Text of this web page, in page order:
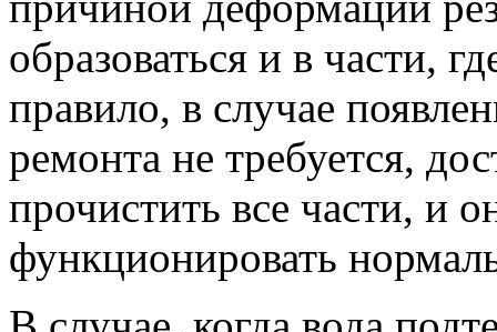
образоваться и в части,
правило, в случае
ремонта не требуется,
прочистить все части, и
функционировать